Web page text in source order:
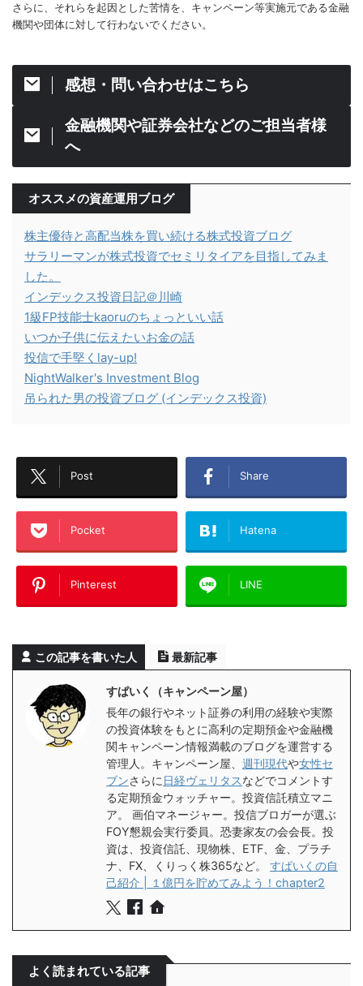
さらに、それらを起因とした苦情を、キャンペーン等実施元である金融
機関や団体に対して行わないでください。
感想・問い合わせはこちら
金融機関や証券会社などのご担当者様
へ
オススメの資産運用ブログ
株主優待と高配当株を買い続ける株式投資ブログ
サラリーマンが株式投資でセミリタイアを目指してみま
した。
インデックス投資日記＠川崎
1級FP技能士kaoruのちょっといい話
いつか子供に伝えたいお金の話
投信で手堅くlay-up!
NightWalker's Investment Blog
吊られた男の投資ブログ (インデックス投資)
Post Share
Pocket Hatena
Pinterest LINE
この記事を書いた人 最新記事
すぱいく（キャンペーン屋）
長年の銀行やネット証券の利用の経験や実際
の投資体験をもとに高利の定期預金や金融機
関キャンペーン情報満載のブログを運営する
管理人。キャンペーン屋、 週刊現代や女性セ
ブンさらに 日経ヴェリタスなどでコメントす
る定期預金ウォッチャー。投資信託積立マニ
ア。 画伯マネージャー。投信ブロガーが選ぶ
FOY懇親会実行委員。恐妻家友の会会長。投
資は、投資信託、現物株、ETF、金、プラチ
ナ、FX、くりっく株365など。 すぱいくの自
己紹介 | １億円を貯めてみよう！chapter2
よく読まれている記事